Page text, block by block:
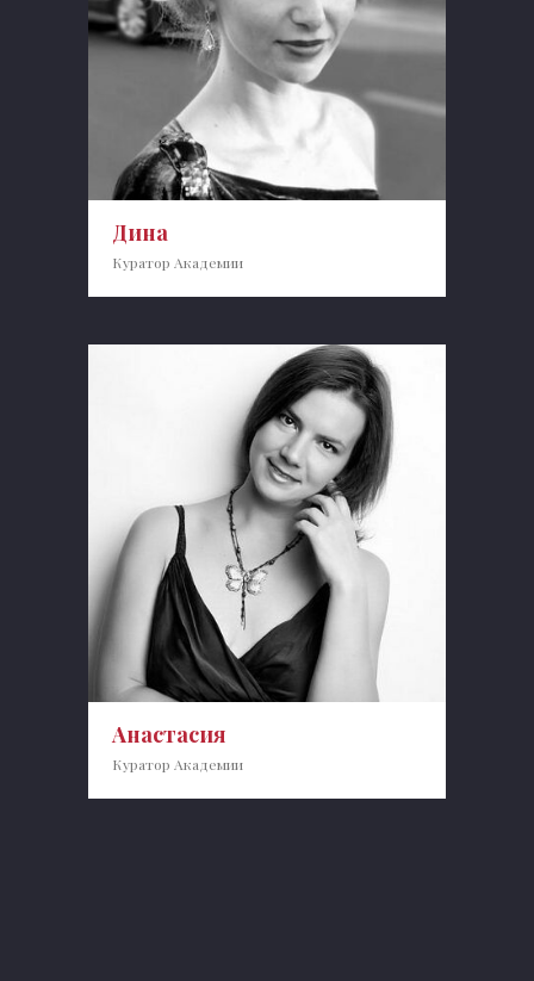
Дина
Куратор Академии
Анастасия
Куратор Академии